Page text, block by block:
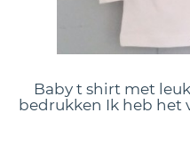
Baby t shirt met
bedrukken Ik heb het